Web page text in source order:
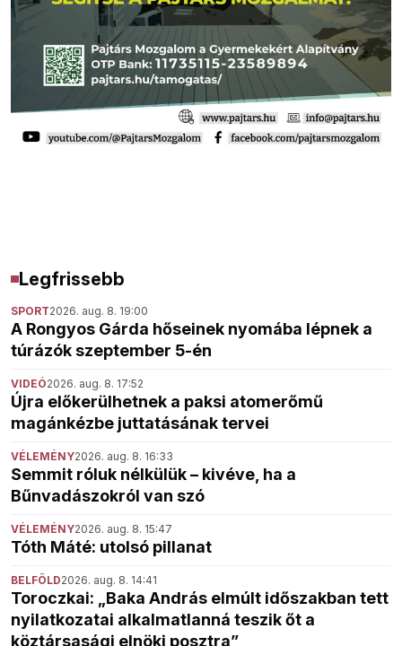
Legfrissebb
SPORT2026. aug. 8. 19:00
A Rongyos Gárda hőseinek nyomába lépnek a
túrázók szeptember 5-én
VIDEÓ2026. aug. 8. 17:52
Újra előkerülhetnek a paksi atomerőmű
magánkézbe juttatásának tervei
VÉLEMÉNY2026. aug. 8. 16:33
Semmit róluk nélkülük – kivéve, ha a
Bűnvadászokról van szó
VÉLEMÉNY2026. aug. 8. 15:47
Tóth Máté: utolsó pillanat
BELFÖLD2026. aug. 8. 14:41
Toroczkai: „Baka András elmúlt időszakban tett
nyilatkozatai alkalmatlanná teszik őt a
köztársasági elnöki posztra”